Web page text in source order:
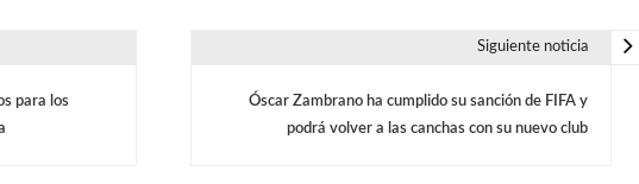
para los
Siguiente noticia
Óscar Zambrano ha cumplido su sanción de FIFA y
podrá volver a las canchas con su nuevo club